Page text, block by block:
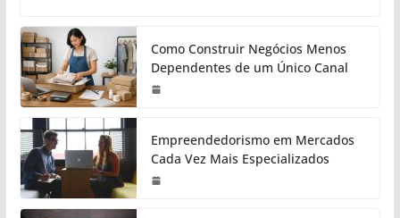
Como Construir Negócios Menos
Dependentes de um Único Canal
Empreendedorismo em Mercados
Cada Vez Mais Especializados